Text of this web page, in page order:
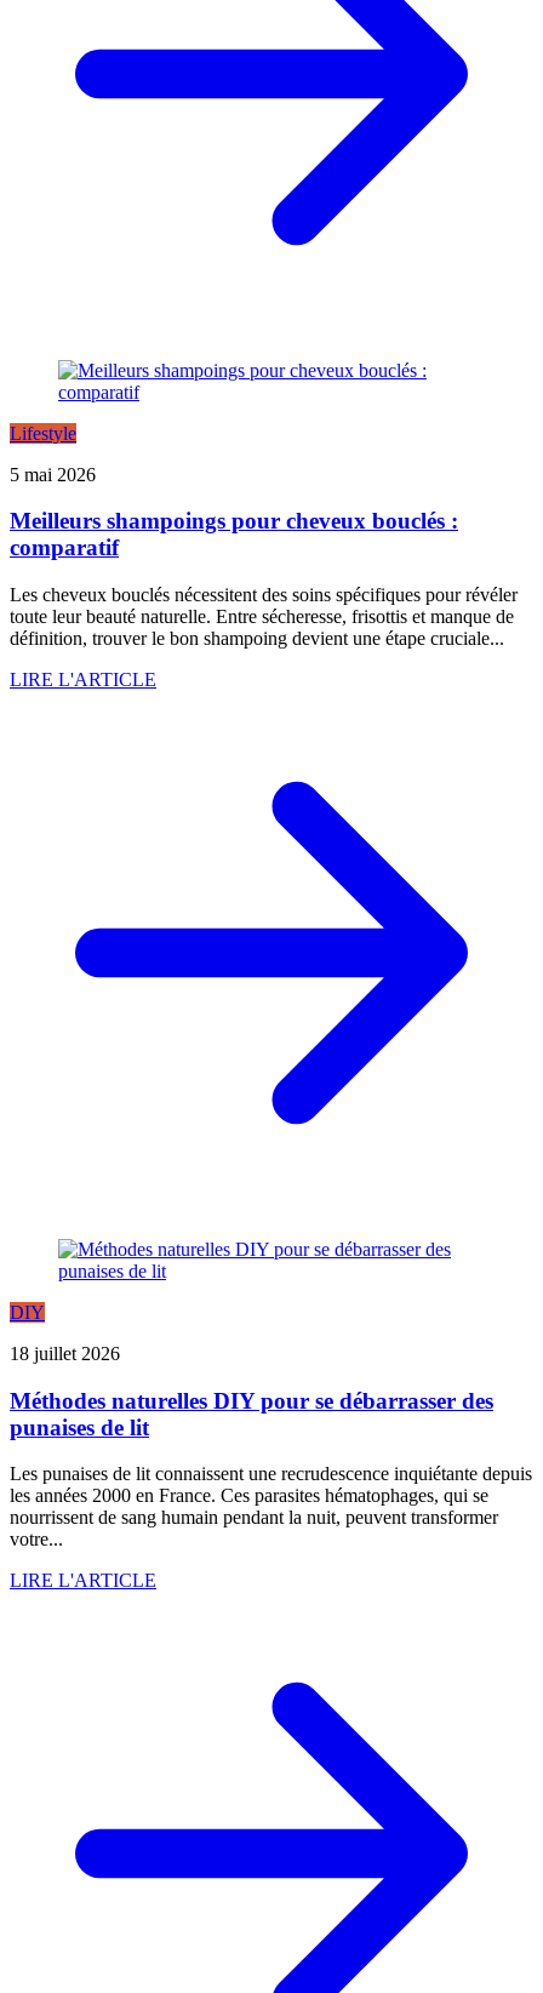
Lifestyle
5 mai 2026
Meilleurs shampoings pour cheveux bouclés :
comparatif
Les cheveux bouclés nécessitent des soins spécifiques pour révéler
toute leur beauté naturelle. Entre sécheresse, frisottis et manque de
définition, trouver le bon shampoing devient une étape cruciale...
LIRE L'ARTICLE
DIY
18 juillet 2026
Méthodes naturelles DIY pour se débarrasser des
punaises de lit
Les punaises de lit connaissent une recrudescence inquiétante depuis
les années 2000 en France. Ces parasites hématophages, qui se
nourrissent de sang humain pendant la nuit, peuvent transformer
votre...
LIRE L'ARTICLE